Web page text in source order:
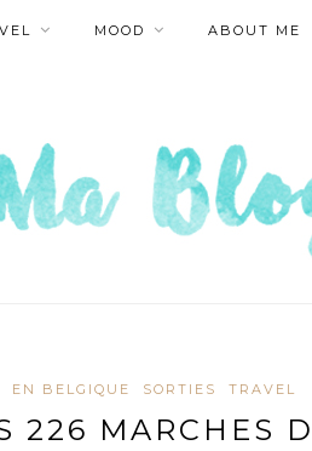
MOOD ABOUT ME
EN BELGIQUE SORTIES TRAVEL
226 MARCHES